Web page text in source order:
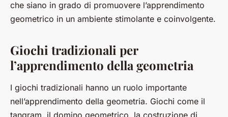
che siano in grado di promuovere l’apprendimento
geometrico in un ambiente stimolante e coinvolgente.
Giochi tradizionali per
l’apprendimento della geometria
I giochi tradizionali hanno un ruolo importante
nell’apprendimento della geometria. Giochi come il
tangram, il domino geometrico, la costruzione di